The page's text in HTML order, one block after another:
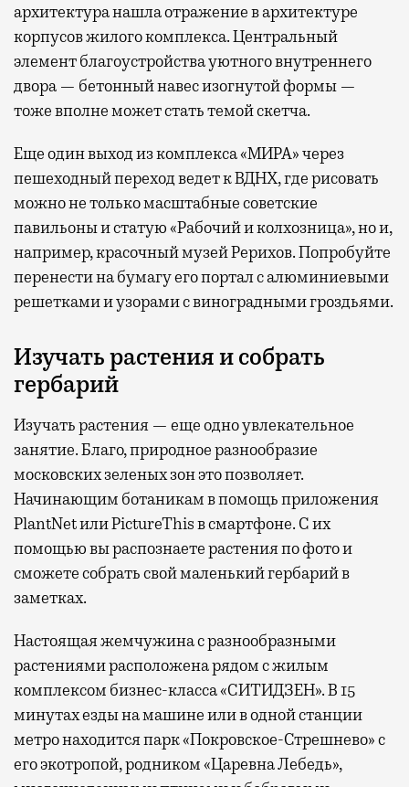
архитектура нашла отражение в архитектуре
корпусов жилого комплекса. Центральный
элемент благоустройства уютного внутреннего
двора — бетонный навес изогнутой формы —
тоже вполне может стать темой скетча.
Еще один выход из комплекса «МИРА» через
пешеходный переход ведет к ВДНХ, где рисовать
можно не только масштабные советские
павильоны и статую «Рабочий и колхозница», но и,
например, красочный музей Рерихов. Попробуйте
перенести на бумагу его портал с алюминиевыми
решетками и узорами с виноградными гроздьями.
Изучать растения и собрать
гербарий
Изучать растения — еще одно увлекательное
занятие. Благо, природное разнообразие
московских зеленых зон это позволяет.
Начинающим ботаникам в помощь приложения
PlantNet или PictureThis в смартфоне. С их
помощью вы распознаете растения по фото и
сможете собрать свой маленький гербарий в
заметках.
Настоящая жемчужина с разнообразными
растениями расположена рядом с жилым
комплексом бизнес-класса «СИТИДЗЕН». В 15
минутах езды на машине или в одной станции
метро находится парк «Покровское-Стрешнево» с
его экотропой, родником «Царевна Лебедь»,